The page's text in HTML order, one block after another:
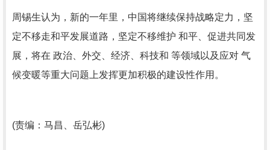
周锡生认为，新的一年里，中国将继续保持战略定力，坚
定不移走和平发展道路，坚定不移维护 和平、促进共同发
展，将在 政治、外交、经济、科技和 等领域以及应对 气
候变暖等重大问题上发挥更加积极的建设性作用。
(责编：马昌、岳弘彬)